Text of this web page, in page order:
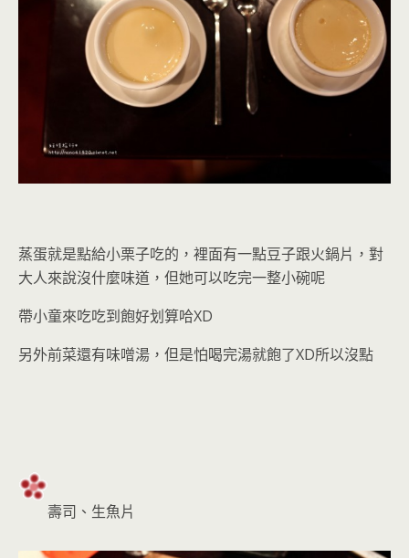
蒸蛋就是點給小栗子吃的，裡面有一點豆子跟火鍋片，對
大人來說沒什麼味道，但她可以吃完一整小碗呢
帶小童來吃吃到飽好划算哈XD
另外前菜還有味噌湯，但是怕喝完湯就飽了XD所以沒點
壽司、生魚片